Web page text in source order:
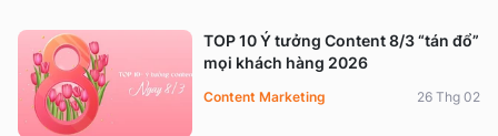
TOP 10 Ý tưởng Content 8/3 “tán đổ”
mọi khách hàng 2026
Content Marketing 26 Thg 02